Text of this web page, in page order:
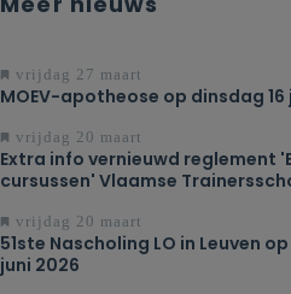
vrijdag 27 maart
MOEV-apotheose op dinsdag 16
vrijdag 20 maart
Extra info vernieuwd reglement
cursussen' Vlaamse
vrijdag 20 maart
51ste Nascholing LO in Leuven op
juni 2026